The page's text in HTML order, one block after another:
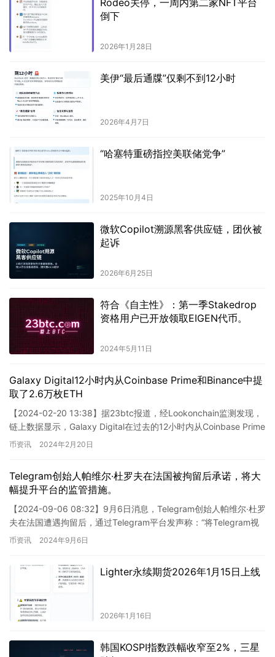
Rodeo关停，一周内第二家NFT平台
倒下
2026年1月28日
美伊“最后通牒”仅剩不到12小时
2026年4月7日
“哈塞特重磅指控美联储党争”
2025年10月4日
微软Copilot溯源黑客供应链，团伙被
起诉
2026年6月25日
符合《自主性》：第一季Stakedrop
资格用户已开放领取EIGEN代币。
2024年5月11日
Galaxy Digital12小时内从Coinbase Prime和Binance中提
取了2.6万枚ETH
【2024-02-20 13:38】据23btc报道，经Lookonchain监测发现，
链上数据显示，Galaxy Digital在过去的12小时内从Coinbase Prime
和…
币资讯 2024年2月20日
Telegram创始人帕维尔·杜罗夫在法国被拘留后承诺，将大
幅提升平台的监管措施。
【2024-09-06 08:32】9月6日消息，Telegram创始人帕维尔·杜罗
夫在法国遭遇拘留后，通过Telegram平台发声称：“将Telegram视
为某种无政府主义的乐园…
币资讯 2024年9月6日
Lighter永续期货2026年1月15日上线
2026年1月16日
韩国KOSPI指数跌幅收窄至2%，三星